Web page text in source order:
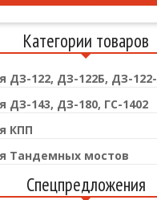
Категории товаров
ДЗ-122, ДЗ-122Б, ДЗ-
ДЗ-143, ДЗ-180, ГС-1402
КПП
Тандемных мостов
Спецпредложения